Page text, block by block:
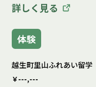
詳しく見る
体験
越生町里山ふれあい留学
￥---,---